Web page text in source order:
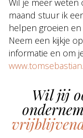
Wil je meer weten
maand stuur ik
helpen groeien
Neem een kijkje
informatie en om
Wil jij